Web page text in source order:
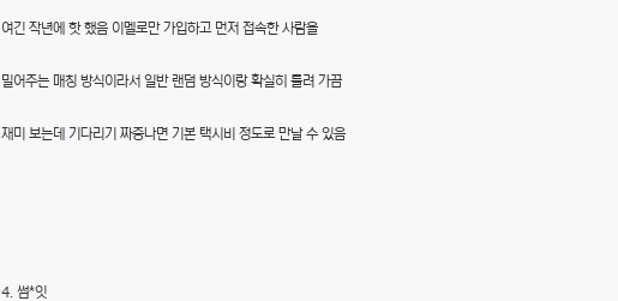
여긴 작년에 핫 했음 이멜로만 가입하고 먼저 접속한 사람을
밀어주는 매칭 방식이라서 일반 랜덤 방식이랑 확실히 틀려 가끔
재미 보는데 기다리기 짜증나면 기본 택시비 정도로 만날 수 있음
4. 썸*잇